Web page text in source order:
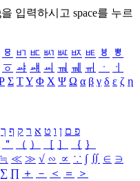
을 입력하시고 space를 누르
ㅱ ㅲ ㅳ ㅴ ㅵ ㅶ ㅷ ㅸ
ㅹ
ㆆ ㆇ ㆈ ㆉ ㆊ ㆋ ㆌ ㆍ
ㆎ
Σ ΤΥ Φ Χ Ψ Ω α β γ δ ε ζ η
פ ם ן ו ט א ר ק ף ך
＂ （ ） ［ ］ ｛ ｝
≒ ≪ ≫ √ ∽ ∝ ∵ ∫ ∬ ∈ ∋
∑ ∏ ＋ － ＜ ＝
＞